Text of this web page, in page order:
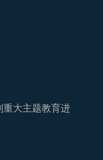
重大主题教育进